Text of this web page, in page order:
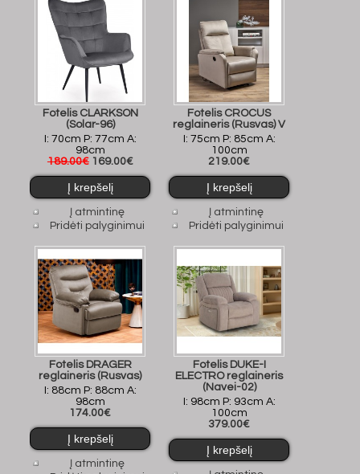
Fotelis CLARKSON
(Solar-96)
I: 70cm P: 77cm A:
98cm
189.00€ 169.00€
Į atmintinę
Pridėti palyginimui
Fotelis CROCUS
reglaineris (Rusvas) V
I: 75cm P: 85cm A:
100cm
219.00€
Į atmintinę
Pridėti palyginimui
Fotelis DRAGER
reglaineris (Rusvas)
I: 88cm P: 88cm A:
98cm
174.00€
Į atmintinę
Fotelis DUKE-I
ELECTRO reglaineris
(Navei-02)
I: 98cm P: 93cm A:
100cm
379.00€